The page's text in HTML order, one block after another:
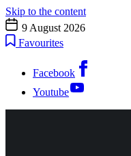
Skip to the content
9 August 2026
Favourites
Facebook
Youtube